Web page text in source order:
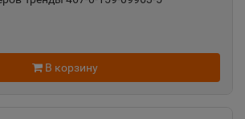
В корзину